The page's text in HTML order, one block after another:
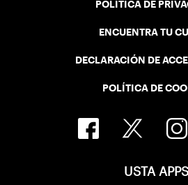
POLÍTICA DE
ENCUENTRA TU
DECLARACIÓN DE
POLÍTICA DE
USTA APPS